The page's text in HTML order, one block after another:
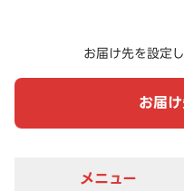
お届け先を設定
お届
メニュー